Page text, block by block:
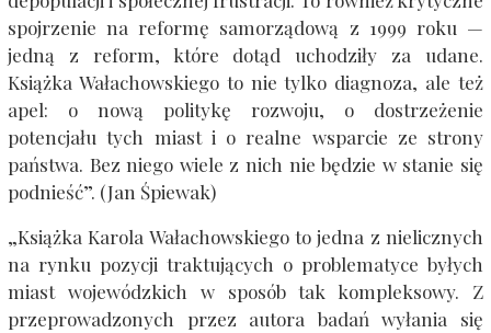
spojrzenie na reformę samorządową z 1999 roku —
jedną z reform, które dotąd uchodziły za udane.
Książka Wałachowskiego to nie tylko diagnoza, ale też
apel: o nową politykę rozwoju, o dostrzeżenie
potencjału tych miast i o realne wsparcie ze strony
państwa. Bez niego wiele z nich nie będzie w stanie się
podnieść”. (Jan Śpiewak)
„Książka Karola Wałachowskiego to jedna z nielicznych
na rynku pozycji traktujących o problematyce byłych
miast wojewódzkich w sposób tak kompleksowy. Z
przeprowadzonych przez autora badań wyłania się